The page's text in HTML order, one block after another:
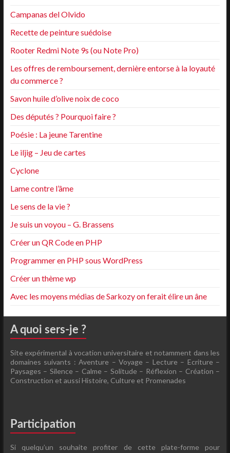
Campanas del Olvido
Recette de peinture suédoise
Rooter Redmi Note 9s (ou Note Pro)
Les offres de remboursement, dernière entorse à la loyauté
du commerce ?
Savon huile d’olive noix de coco
Des députés ? Pourquoi faire ?
Poésie : La jeune Tarentine
Le iljig – Jeu de cartes
Cyclone
Lame contre l’âme
Le sens de la vie ?
Je suis un voyou – G. Brassens
Créer un QR Code en PHP
Programmer en PHP sous WordPress
Créer un thème wp
Avec les moyens médias de Sarkozy on ferait élire un âne
A quoi sers-je ?
Site expérimental à vocation universitaire et notamment dans les
domaines suivants : Aventure – Voyage – Lecture – Ecriture –
Paysages – Silence – Calme – Solitude – Réflexion – Création –
Construction et aussi Histoire, Culture et Promenades
Participation
Si quelqu’un souhaite profiter de cette plate-forme pour